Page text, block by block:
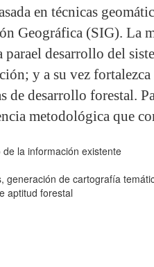
en técnicas
Geográfica (SIG). La
desarrollo del
y a su vez
de desarrollo forestal.
metodológica que
la información existente
de cartografía
aptitud forestal